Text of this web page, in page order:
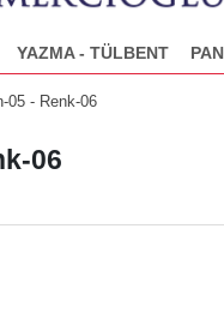
YAZMA - TÜLBENT
05 - Renk-06
06